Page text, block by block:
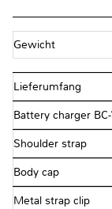
Gewicht
Lieferumfang
Battery charger
Shoulder strap
Body cap
Metal strap clip